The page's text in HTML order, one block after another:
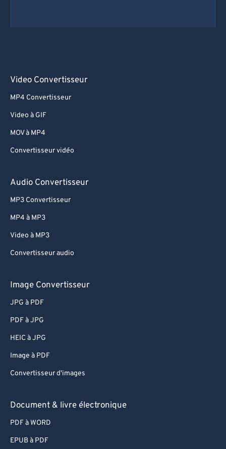
Video Convertisseur
MP4 Convertisseur
Video à GIF
MOV à MP4
Convertisseur vidéo
Audio Convertisseur
MP3 Convertisseur
MP4 à MP3
Video à MP3
Convertisseur audio
Image Convertisseur
JPG à PDF
PDF à JPG
HEIC à JPG
Image à PDF
Convertisseur d'images
Document & livre électronique
PDF à WORD
EPUB à PDF